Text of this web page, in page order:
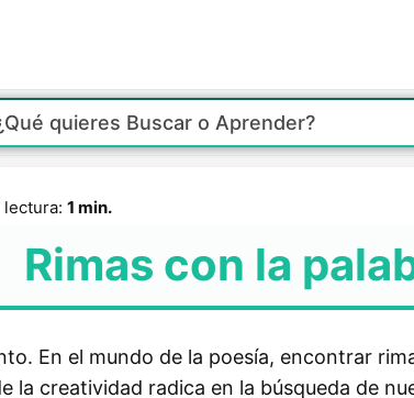
1 min.
Rimas con la
En el mundo de la poesía, encontrar
la creatividad radica en la búsqueda de